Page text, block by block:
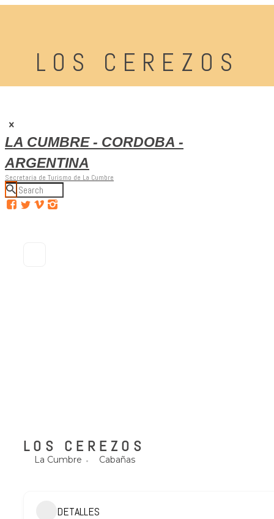
LOS CEREZOS
LA CUMBRE - CORDOBA -
ARGENTINA
Secretaria de Turismo de La Cumbre
LOS CEREZOS
La Cumbre Cabañas
DETALLES